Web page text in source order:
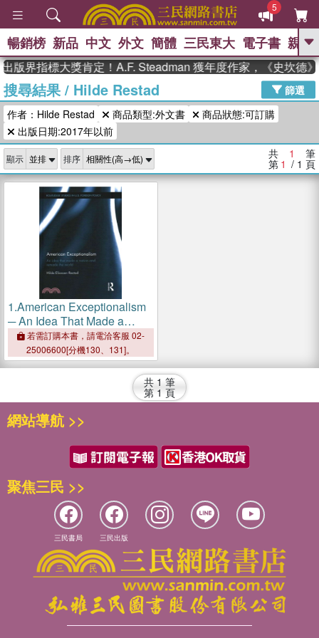
5
GO
熱搜： The Odyssey 、
父親節 、 如果歷史是一群喵 、 暑期
推薦 、 國際布克獎 臺灣漫遊錄
孩：黎曼猜想 、 偉大的迷走神經
暢銷榜 新品 中文 外文 簡體 三民東大 電子書 親子
版界指標大獎肯定！A.F. Steadman 獲年度作家，《史坎德
搜尋結果/ Hilde Restad
篩選
作者：Hilde Restad
商品類型:外文書
商品狀態:可訂購
出版日期:2017年以前
顯示 排序 共 1 筆
第 1 / 1 頁
1.American Exceptionalism
─ An Idea That Made a
Nation and Remade the
World
若需訂購本書，請電洽客服 02-
25006600[分機130、131]。
共 1 筆
第 1 頁
網站導航 >>
聚焦三民 >>
三民書局 三民出版